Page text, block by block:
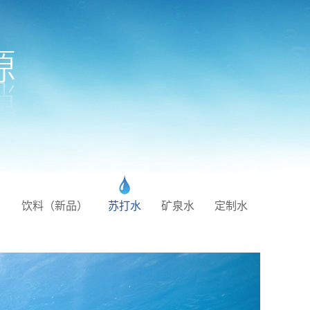
饮料（新品） 苏打水 矿泉水 定制水